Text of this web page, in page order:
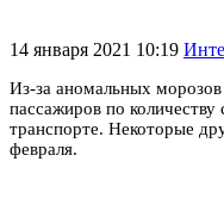
14 января 2021 10:19
Из-за аномальных морозов
пассажиров по
транспорте. Некоторые
февраля.